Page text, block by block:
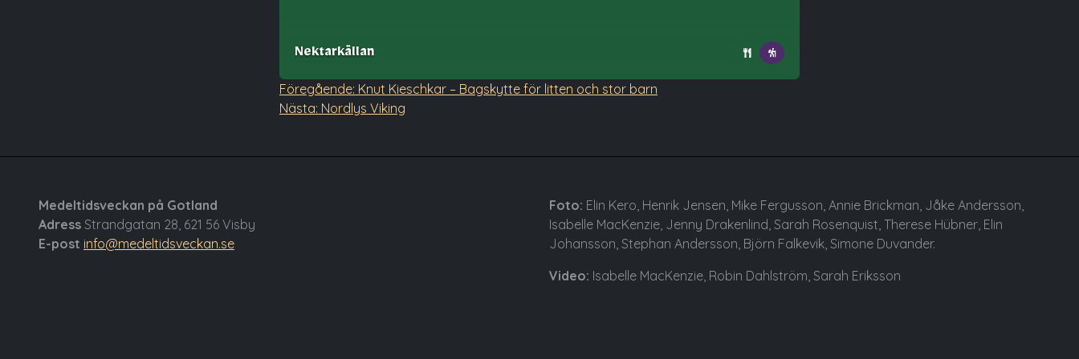
Nektarkällan
Inläggsnavigering
Föregående: Knut Kieschkar – Bagskytte för litten och stor barn
Nästa: Nordlys Viking
Medeltidsveckan på Gotland
Adress Strandgatan 28, 621 56 Visby
E-post info@medeltidsveckan.se
Foto: Elin Kero, Henrik Jensen, Mike Fergusson, Annie Brickman, Jåke Andersson,
Isabelle MacKenzie, Jenny Drakenlind, Sarah Rosenquist, Therese Hübner, Elin
Johansson, Stephan Andersson, Björn Falkevik, Simone Duvander.
Video: Isabelle MacKenzie, Robin Dahlström, Sarah Eriksson